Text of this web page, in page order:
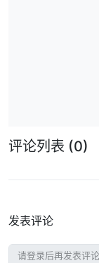
评论列表 (0)
发表评论